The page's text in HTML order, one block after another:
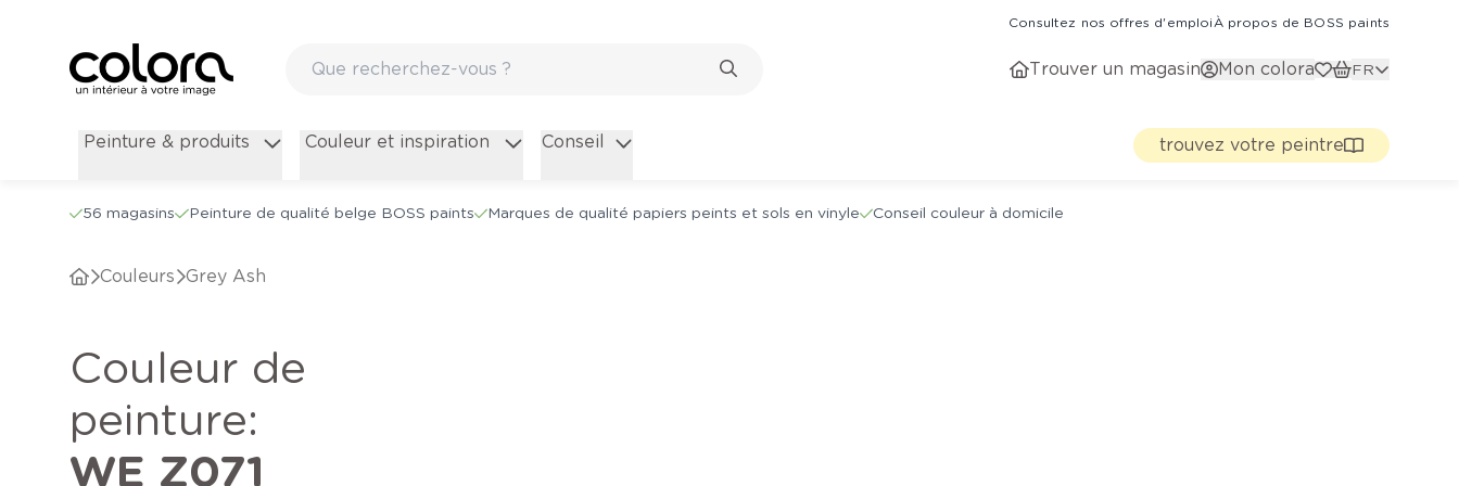
Consultez nos offres d'emploiÀ propos de BOSS paints
Trouver un magasin Mon colora FR
Peinture & produits Couleur et inspiration Conseil trouvez votre peintre
56 magasins Peinture de qualité belge BOSS paints Marques de qualité papiers peints et sols en vinyle Conseil couleur à domicile
Couleurs Grey Ash
Couleur de
peinture:
WE Z071